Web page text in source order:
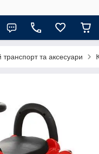
транспорт та аксесуари